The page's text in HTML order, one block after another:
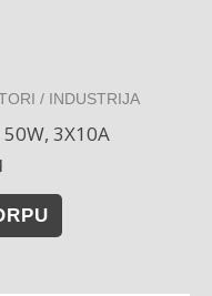
/ INDUSTRIJA
50W, 3X10A